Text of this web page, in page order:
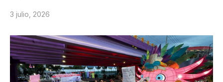
3 julio, 2026